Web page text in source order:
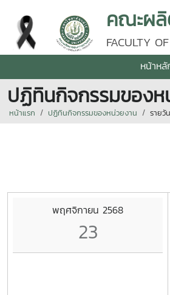
คณะผลิ
FACULTY
หน้าหลั
ปฏิทินกิจกรรมของห
หน้าแรก ปฏิทินกิจกรรมของหน่วยงาน รายวัน
พฤศจิกายน 2568
23